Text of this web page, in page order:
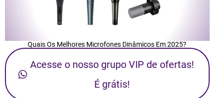
Quais Os Melhores Microfones Dinâmicos Em 2025?
Acesse o nosso grupo VIP de ofertas!
É grátis!